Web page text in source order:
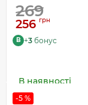
269
256 грн
B +3 бонус
В наявності
-5 %